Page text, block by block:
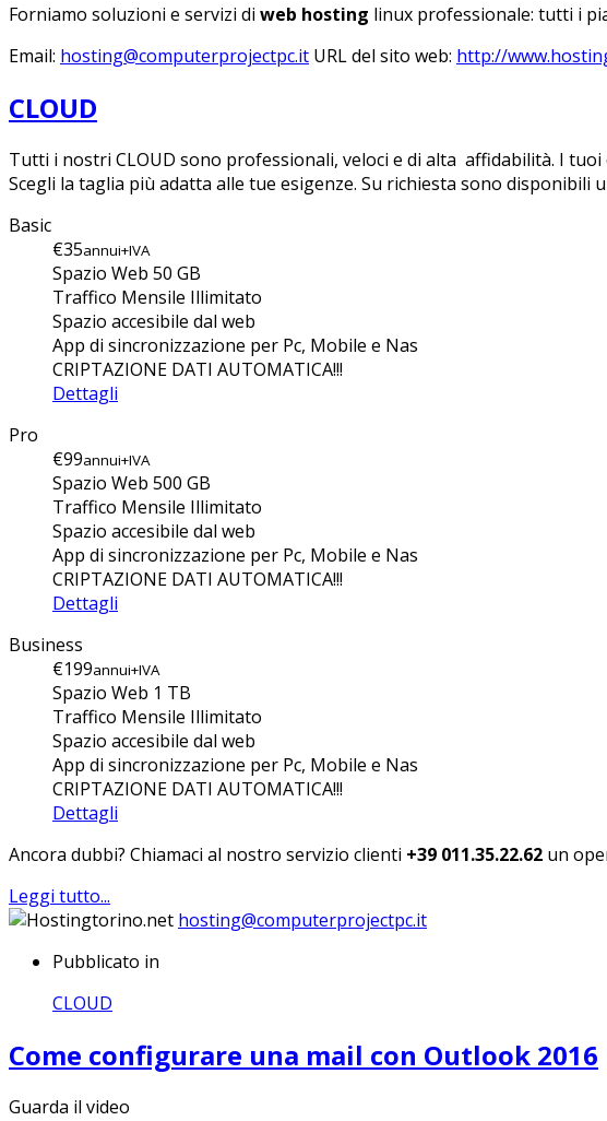
Forniamo soluzioni e servizi di web hosting linux professionale: tutti i
Email: hosting@computerprojectpc.it URL del sito web: http://
CLOUD
Tutti i nostri CLOUD sono professionali, veloci e di alta affidabilità. I
Scegli la taglia più adatta alle tue esigenze. Su richiesta sono disponibili
Basic
€35annui+IVA
Spazio Web 50 GB
Traffico Mensile Illimitato
Spazio accesibile dal web
App di sincronizzazione per Pc, Mobile e Nas
CRIPTAZIONE DATI AUTOMATICA!!!
Dettagli
Pro
€99annui+IVA
Spazio Web 500 GB
Traffico Mensile Illimitato
Spazio accesibile dal web
App di sincronizzazione per Pc, Mobile e Nas
CRIPTAZIONE DATI AUTOMATICA!!!
Dettagli
Business
€199annui+IVA
Spazio Web 1 TB
Traffico Mensile Illimitato
Spazio accesibile dal web
App di sincronizzazione per Pc, Mobile e Nas
CRIPTAZIONE DATI AUTOMATICA!!!
Dettagli
Ancora dubbi? Chiamaci al nostro servizio clienti +39 011.35.22.62 un
Leggi tutto...
hosting@computerprojectpc.it
Pubblicato in
CLOUD
Come configurare una mail con Outlook 2016
Guarda il video